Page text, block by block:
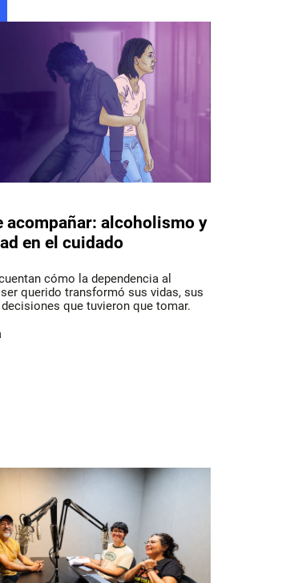
acompañar: alcoholismo y
en el cuidado
cómo la dependencia al
querido transformó sus vidas, sus
que tuvieron que tomar.